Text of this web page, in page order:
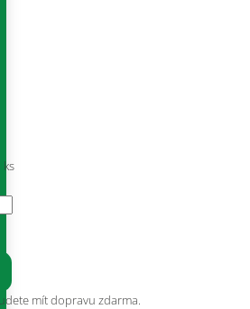
ks
mít dopravu zdarma.